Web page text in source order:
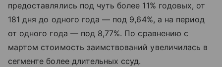
предоставлялись под чуть более 11% годовых, от
181 дня до одного года — под 9,64%, а на период
от одного года — под 8,77%. По сравнению с
мартом стоимость заимствований увеличилась в
сегменте более длительных ссуд.